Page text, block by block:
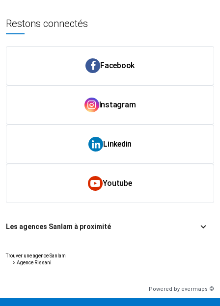
Restons connectés
Facebook
Instagram
Linkedin
Youtube
Les agences Sanlam à proximité
Trouver une agence Sanlam
> Agence Rissani
Powered by evermaps ©